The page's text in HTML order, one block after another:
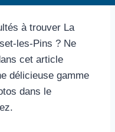
à trouver La
les-Pins ? Ne
cet article
délicieuse gamme
dans le